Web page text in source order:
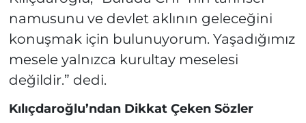
namusunu ve devlet aklının geleceğini
konuşmak için bulunuyorum. Yaşadığımız
mesele yalnızca kurultay meselesi
değildir.” dedi.
Kılıçdaroğlu’ndan Dikkat Çeken Sözler